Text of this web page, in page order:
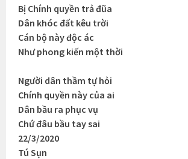
Bị Chính quyền trả đũa
Dân khóc đất kêu trời
Cán bộ này độc ác
Như phong kiến một thời
Người dân thầm tự hỏi
Chính quyền này của ai
Dân bầu ra phục vụ
Chứ đâu bầu tay sai
22/3/2020
Tú Sụn